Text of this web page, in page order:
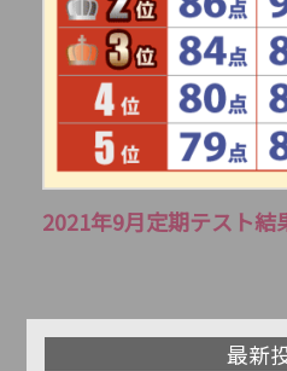
2021年9月定期テスト結
最新